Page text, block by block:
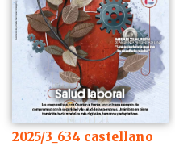
2025/3_634 castellano